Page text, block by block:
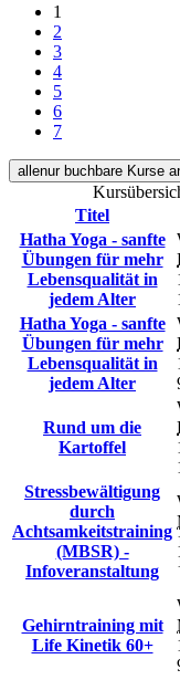
1
2
3
4
5
6
7
allenur buchbare Kurse
Titel
Hatha Yoga - sanfte
Übungen für mehr
Lebensqualität in
jedem Alter
Hatha Yoga - sanfte
Übungen für mehr
Lebensqualität in
jedem Alter
Rund um die
Kartoffel
Stressbewältigung
durch
Achtsamkeitstraining
(MBSR) -
Infoveranstaltung
Gehirntraining mit
Life Kinetik 60+